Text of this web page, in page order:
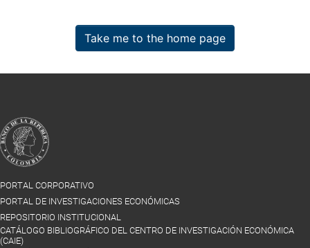
Take me to the home page
PORTAL CORPORATIVO
PORTAL DE INVESTIGACIONES ECONÓMICAS
REPOSITORIO INSTITUCIONAL
CATÁLOGO BIBLIOGRÁFICO DEL CENTRO DE INVESTIGACIÓN ECONÓMICA
(CAIE)